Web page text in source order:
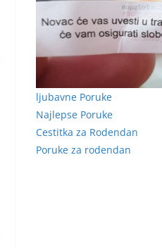
ljubavne Poruke
Najlepse Poruke
Cestitka za Rodendan
Poruke za rodendan